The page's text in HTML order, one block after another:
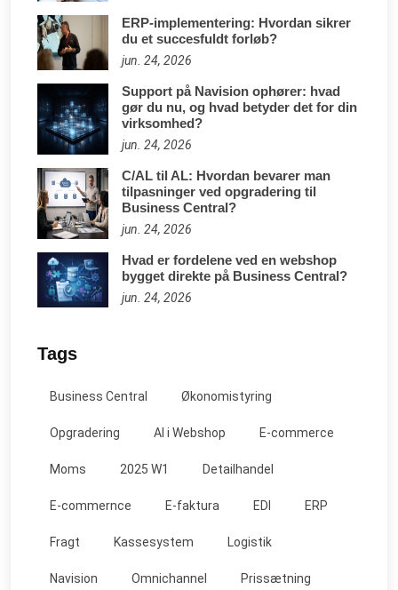
ERP-implementering: Hvordan sikrer
du et succesfuldt forløb?
jun. 24, 2026
Support på Navision ophører: hvad
gør du nu, og hvad betyder det for din
virksomhed?
jun. 24, 2026
C/AL til AL: Hvordan bevarer man
tilpasninger ved opgradering til
Business Central?
jun. 24, 2026
Hvad er fordelene ved en webshop
bygget direkte på Business Central?
jun. 24, 2026
Tags
Business Central Økonomistyring
Opgradering AI i Webshop E-commerce
Moms 2025 W1 Detailhandel
E-commernce E-faktura EDI ERP
Fragt Kassesystem Logistik
Navision Omnichannel Prissætning